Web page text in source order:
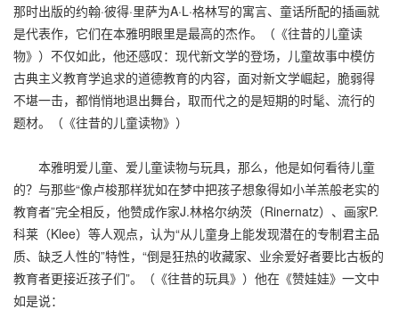
那时出版的约翰·彼得·里萨为A·L·格林写的寓言、童话所配的插画就
是代表作，它们在本雅明眼里是最高的杰作。（《往昔的儿童读
物》）不仅如此，他还感叹：现代新文学的登场，儿童故事中模仿
古典主义教育学追求的道德教育的内容，面对新文学崛起，脆弱得
不堪一击，都悄悄地退出舞台，取而代之的是短期的时髦、流行的
题材。（《往昔的儿童读物》）
本雅明爱儿童、爱儿童读物与玩具，那么，他是如何看待儿童
的？与那些“像卢梭那样犹如在梦中把孩子想象得如小羊羔般老实的
教育者”完全相反，他赞成作家J.林格尔纳茨（Rinernatz）、画家P.
科莱（Klee）等人观点，认为“从儿童身上能发现潜在的专制君主品
质、缺乏人性的”特性，“倒是狂热的收藏家、业余爱好者要比古板的
教育者更接近孩子们”。（《往昔的玩具》）他在《赞娃娃》一文中
如是说：